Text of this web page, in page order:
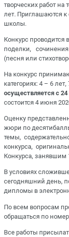
творческих работ на
лет. Приглашаются
школы.
Конкурс проводится
поделки, сочинения
(песня или
На конкурс
категориях: 4 – 6
осуществляется с 24
состоится 4 июня
Оценку
жюри по
темы,
конкурса,
Конкурса, занявшим
В условиях
сегодняшний день,
дипломы в
По всем вопросам
обращаться по
Все работы